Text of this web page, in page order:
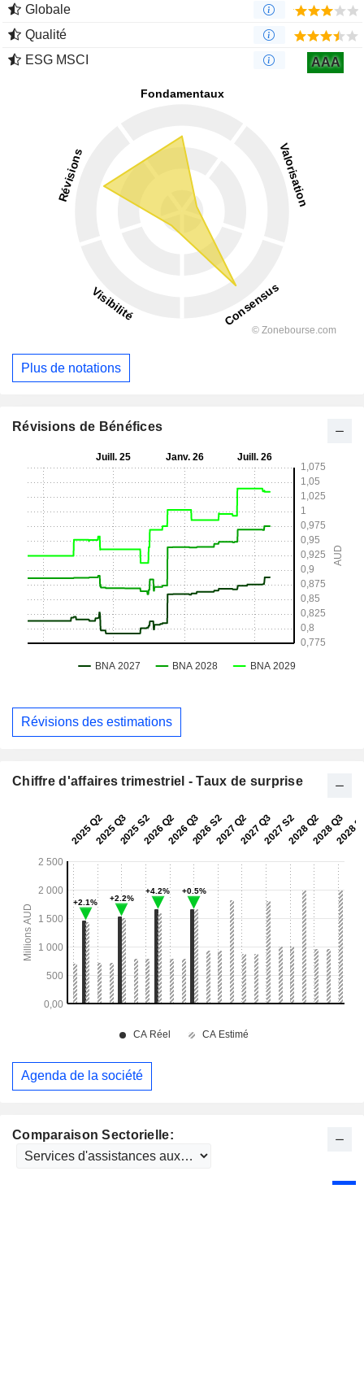
Comparaison Sectorielle:
Globale
Qualité
ESG MSCI
AAA
Plus de notations
Révisions de Bénéfices
Révisions des estimations
Chiffre d'affaires trimestriel - Taux de surprise
Agenda de la société